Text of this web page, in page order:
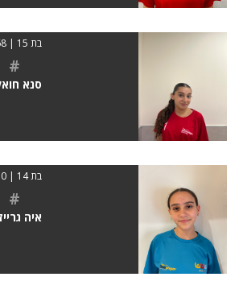
בת 15 | 1.68
#
סנא
בת 14 | 1.50
#
איה